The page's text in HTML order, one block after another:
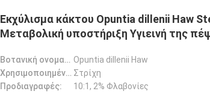
Εκχύλισμα κάκτου Opuntia dillenii Haw
Μεταβολική υποστήριξη Υγιεινή της
Βοτανική ονομασία: Opuntia dillenii Haw
Χρησιμοποιημένο μέρος: Στρίχη
Προδιαγραφές:
10:1, 2% Φλαβονίες